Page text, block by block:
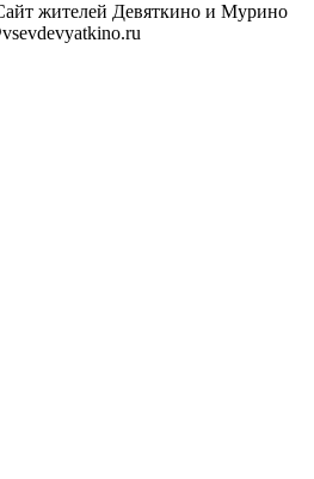
жителей Девяткино и Мурино